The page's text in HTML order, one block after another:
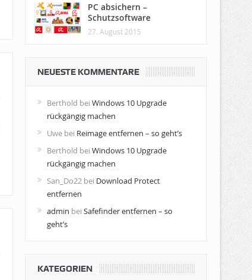
PC absichern –
Schutzsoftware
27. August 2015
NEUESTE KOMMENTARE
Berthold bei Windows 10 Upgrade
rückgängig machen
Uwebei Reimage entfernen – so geht’s
Berthold bei Windows 10 Upgrade
rückgängig machen
San_Do22bei Download Protect
entfernen
admin bei Safefinder entfernen – so
geht’s
KATEGORIEN